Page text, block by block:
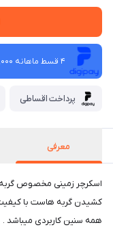
4 قسط ماهانه 85,000 تومانی با دیجی ‌پی!
پرداخت اقساطی
معرفی
اسکرچر زمینی مخصوص
کشیدن گربه هاست با کیفیت
همه سنین کاربردی میباشد .